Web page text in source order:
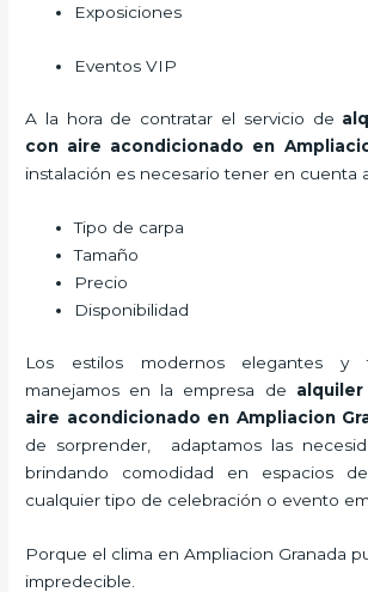
Exposiciones
Eventos VIP
A la hora de contratar el servicio de
con aire acondicionado en
instalación es necesario tener en cuenta
Tipo de carpa
Tamaño
Precio
Disponibilidad
Los estilos modernos elegantes y
manejamos en la empresa de
aire acondicionado en Ampliacion
de sorprender, adaptamos las
brindando comodidad en espacios
cualquier tipo de celebración o evento
Porque el clima en Ampliacion Granada
impredecible.